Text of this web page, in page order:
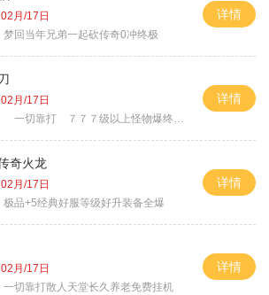
02月/17日
梦回当年兄弟一起砍传奇0冲终极
详情
02月/17日
一切靠打 ７７７级以上怪物爆终极
详情
奇火龙
02月/17日
极品+5经典好服等级好升装备全爆
详情
02月/17日
一切靠打散人天堂长久养老免费挂机
详情